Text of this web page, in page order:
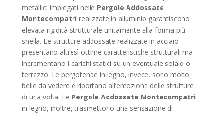
metallici impiegati nelle Pergole Addossate
Montecompatri realizzate in alluminio garantiscono
elevata rigidità strutturale unitamente alla forma più
snella. Le strutture addossate realizzate in acciaio
presentano altresì ottime caratteristiche strutturali ma
incrementano i carichi statici su un eventuale solaio o
terrazzo. Le pergotende in legno, invece, sono molto
belle da vedere e riportano all’emozione delle strutture
di una volta. Le Pergole Addossate Montecompatri
in legno, inoltre, trasmettono una sensazione di